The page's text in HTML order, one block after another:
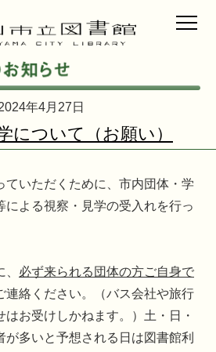
年4月27日
について（お願い）
ていただくために、市内団体・学
による視察・見学の受入れを行っ
必ず来られる団体の方ご自身で
連絡ください。（バス会社や旅行
お受けしかねます。）土・日・
が多いと予想される日は図書館利